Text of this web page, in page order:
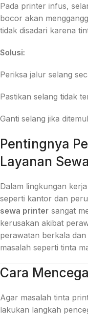
Pada printer infus,
bocor akan
tidak disadari karena
Solusi:
Periksa jalur selang
Pastikan selang tidak
Ganti selang jika
Pentingnya
Layanan
Dalam lingkungan
seperti kantor dan
sewa printer sangat
kerusakan akibat
perawatan berkala
masalah seperti tinta
Cara
Agar masalah tinta
lakukan langkah